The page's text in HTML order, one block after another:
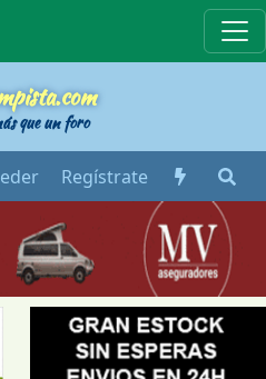
que un foro
Regístrate